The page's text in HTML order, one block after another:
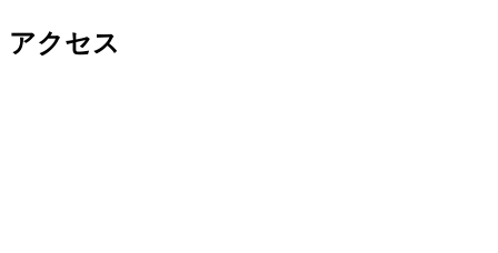
アクセス